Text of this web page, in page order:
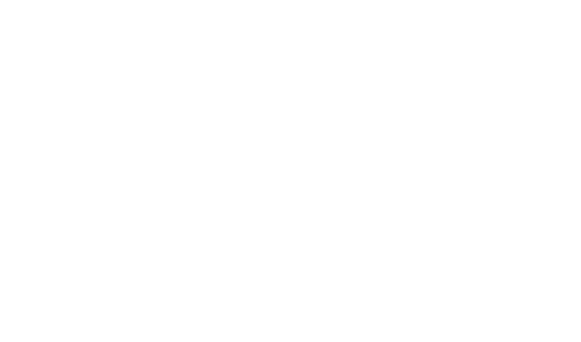
s chutnými jídly a bar s alko a nealko nápoji. Ve veřejných
zařízením a koupelnou se sprchou či vanou. Pokoje disponují také
poslouží hotelové Wellness zázemí s nabídkou masáží a relaxačních